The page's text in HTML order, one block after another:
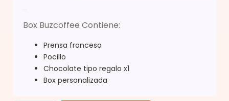
Box Buzcoffee Contiene:
Prensa francesa
Pocillo
Chocolate tipo regalo x1
Box personalizada